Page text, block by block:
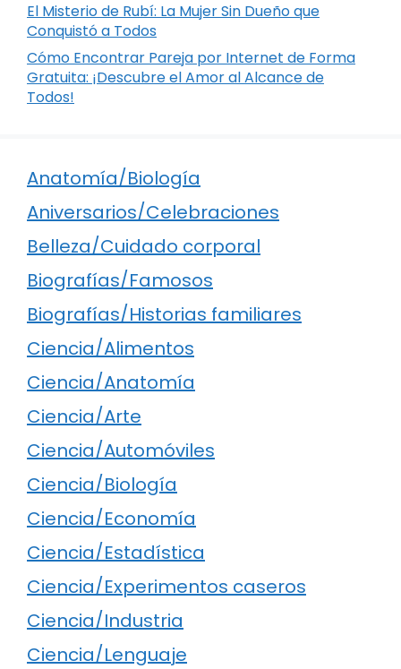
El Misterio de Rubí: La Mujer Sin Dueño que
Conquistó a Todos
Cómo Encontrar Pareja por Internet de Forma
Gratuita: ¡Descubre el Amor al Alcance de
Todos!
Anatomía/Biología
Aniversarios/Celebraciones
Belleza/Cuidado corporal
Biografías/Famosos
Biografías/Historias familiares
Ciencia/Alimentos
Ciencia/Anatomía
Ciencia/Arte
Ciencia/Automóviles
Ciencia/Biología
Ciencia/Economía
Ciencia/Estadística
Ciencia/Experimentos caseros
Ciencia/Industria
Ciencia/Lenguaje